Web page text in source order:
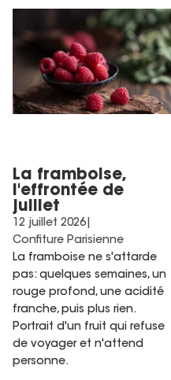
La framboise, l'effrontée de
juillet
La framboise,
l'effrontée de
juillet
12 juillet 2026|
Confiture Parisienne
La framboise ne s'attarde
pas: quelques semaines, un
rouge profond, une acidité
franche, puis plus rien.
Portrait d'un fruit qui refuse
de voyager et n'attend
personne.